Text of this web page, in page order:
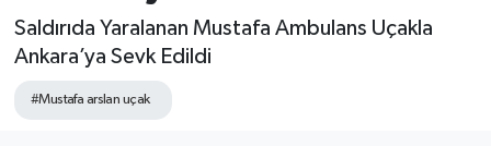
Saldırıda Yaralanan Mustafa Ambulans Uçakla
Ankara’ya Sevk Edildi
#Mustafa arslan uçak